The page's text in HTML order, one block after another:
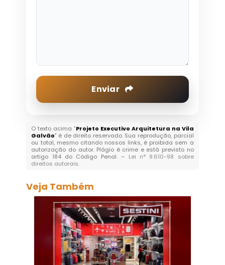
Enviar
O texto acima "Projeto Executivo Arquitetura na Vila
Galvão" é de direito reservado. Sua reprodução, parcial
ou total, mesmo citando nossos links, é proibida sem a
autorização do autor. Plágio é crime e está previsto no
artigo 184 do Código Penal. – Lei n° 9.610-98 sobre
direitos autorais.
Veja Também